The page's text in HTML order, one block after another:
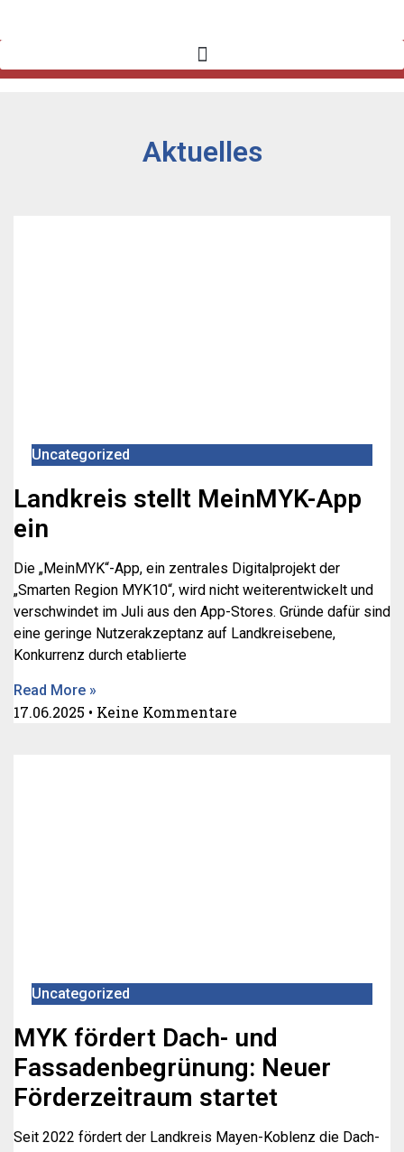
Aktuelles
Uncategorized
Landkreis stellt MeinMYK-App
ein
Die „MeinMYK“-App, ein zentrales Digitalprojekt der
„Smarten Region MYK10“, wird nicht weiterentwickelt und
verschwindet im Juli aus den App-Stores. Gründe dafür sind
eine geringe Nutzerakzeptanz auf Landkreisebene,
Konkurrenz durch etablierte
Read More »
17.06.2025 Keine Kommentare
Uncategorized
MYK fördert Dach- und
Fassadenbegrünung: Neuer
Förderzeitraum startet
Seit 2022 fördert der Landkreis Mayen-Koblenz die Dach-